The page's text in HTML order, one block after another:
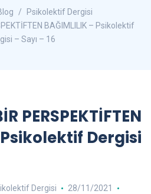
Psikolektif Dergisi
BAĞIMLILIK – Psikolektif
– Sayı – 16
PERSPEKTİFTEN
Psikolektif Dergisi
Dergisi
28/11/2021